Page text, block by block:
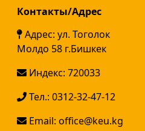
Контакты/Адрес
Адрес: ул. Тоголок
Молдо 58 г.Бишкек
Индекс: 720033
Тел.: 0312-32-47-12
Email: office@keu.kg